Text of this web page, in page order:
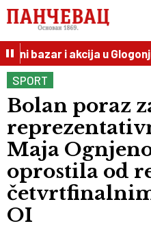
bazar i akcija u Glogonju
SPORT
Bolan poraz
Maja
oprostila od
OI